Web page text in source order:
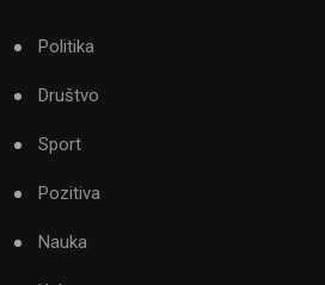
Politika
Društvo
Sport
Pozitiva
Nauka